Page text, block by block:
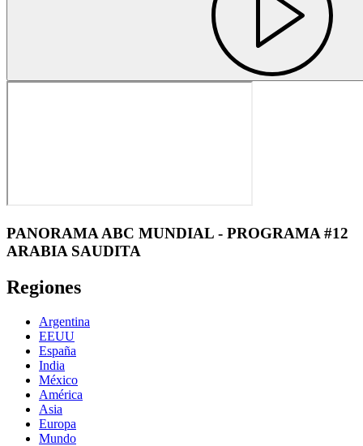
PANORAMA ABC MUNDIAL - PROGRAMA #12
ARABIA SAUDITA
Regiones
Argentina
EEUU
España
India
México
América
Asia
Europa
Mundo